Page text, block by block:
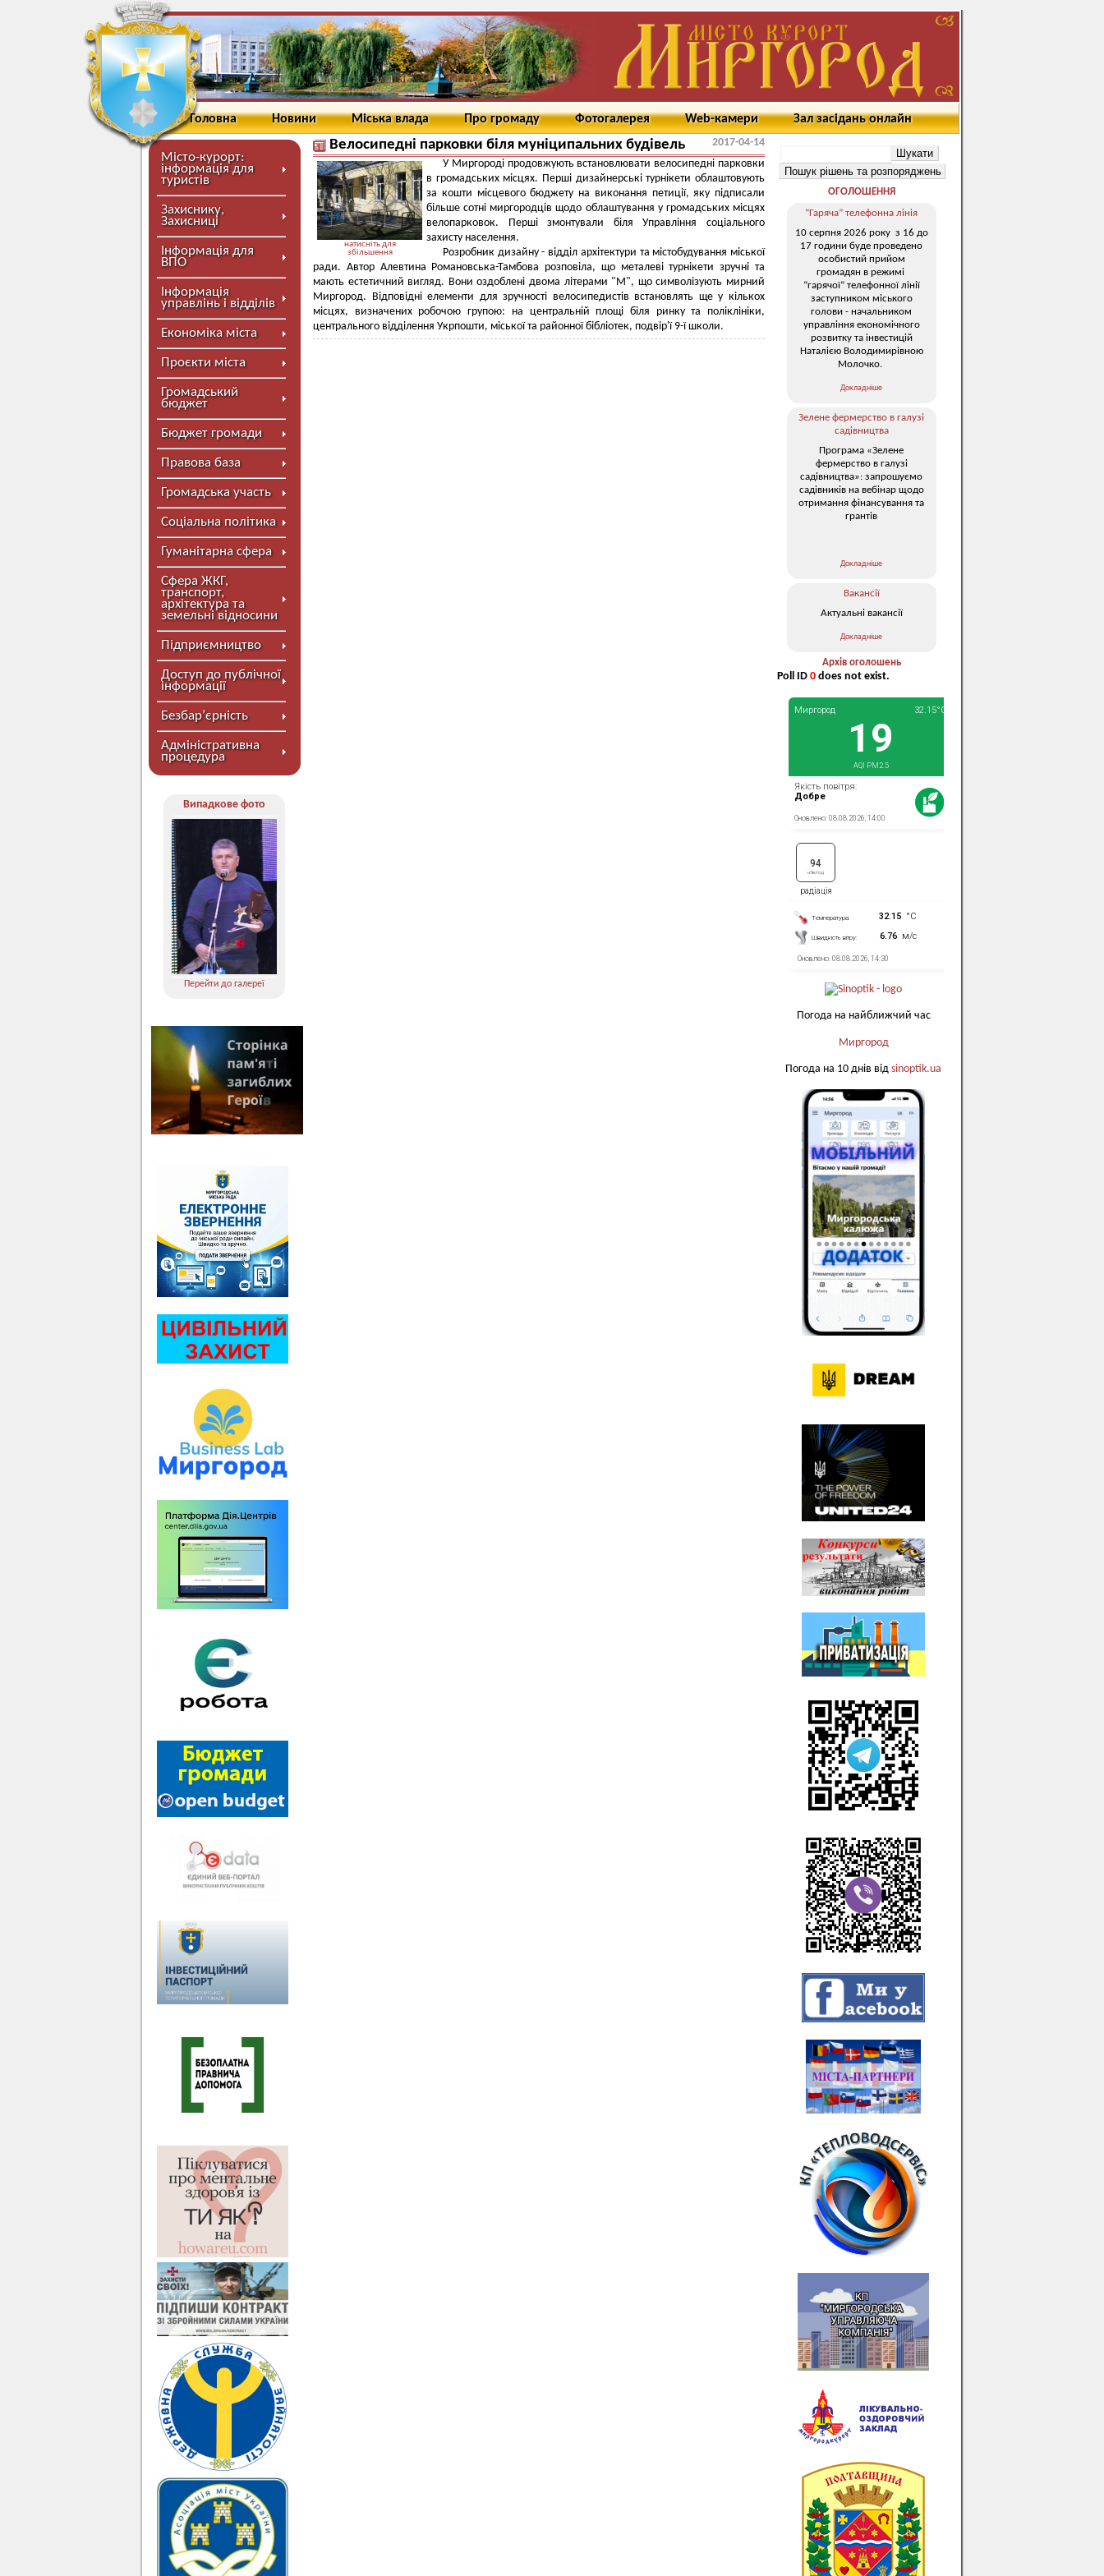
Головна Новини Міська влада Про громаду Фотогалерея Web-камери Зал засідань онлайн
Місто-курорт:
інформація для
туристів
Захиснику,
Захисниці
Інформація для
ВПО
Інформація
управлінь і відділів
Економіка міста
Проєкти міста
Громадський
бюджет
Бюджет громади
Правова база
Громадська участь
Соціальна політика
Гуманітарна сфера
Сфера ЖКГ,
транспорт,
архітектура та
земельні відносини
Підприємництво
Доступ до публічної
інформації
Безбар’єрність
Адміністративна
процедура
Випадкове фото
Перейти до галереї
Велосипедні парковки біля муніципальних будівель 2017-04-14
натисніть для
збільшення
У Миргороді продовжують встановлювати велосипедні парковки
в громадських місцях. Перші дизайнерські турнікети облаштовують
за кошти місцевого бюджету на виконання петиції, яку підписали
більше сотні миргородців щодо облаштування у громадських місцях
велопарковок. Перші змонтували біля Управління соціального
захисту населення.
Розробник дизайну - відділ архітектури та містобудування міської
ради. Автор Алевтина Романовська-Тамбова розповіла, що металеві турнікети зручні та
мають естетичний вигляд. Вони оздоблені двома літерами "М", що символізують мирний
Миргород. Відповідні елементи для зручності велосипедистів встановлять ще у кількох
місцях, визначених робочою групою: на центральній площі біля ринку та поліклініки,
центрального відділення Укрпошти, міської та районної бібліотек, подвір'ї 9-ї школи.
ОГОЛОШЕННЯ
“Гаряча” телефонна лінія
10 серпня 2026 року з 16 до
17 години буде проведено
особистий прийом
громадян в режимі
“гарячої” телефонної лінії
заступником міського
голови - начальником
управління економічного
розвитку та інвестицій
Наталією Володимирівною
Молочко.
Докладніше
Зелене фермерство в галузі
садівництва
Програма «Зелене
фермерство в галузі
садівництва»: запрошуємо
садівників на вебінар щодо
отримання фінансування та
грантів
Докладніше
Вакансії
Актуальні вакансії
Докладніше
Архів оголошень
Poll ID 0 does not exist.
Погода на найближчий час
Миргород
Погода на 10 днів від sinoptik.ua